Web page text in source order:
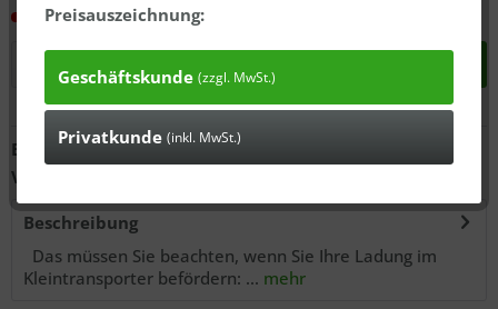
In 3-7 Tagen bei Ihnen*
Anfragen
Bestell-Nr.:12252004
Versandgewicht:
Beschreibung
Das müssen Sie beachten, wenn Sie Ihre Ladung im
Kleintransporter befördern: ... mehr
Preisauszeichnung:
Geschäftskunde (zzgl. MwSt.)
Privatkunde (inkl. MwSt.)